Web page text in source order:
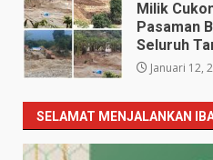
Milik
Pasaman
Seluruh
Januari 12,
SELAMAT MENJALANKAN